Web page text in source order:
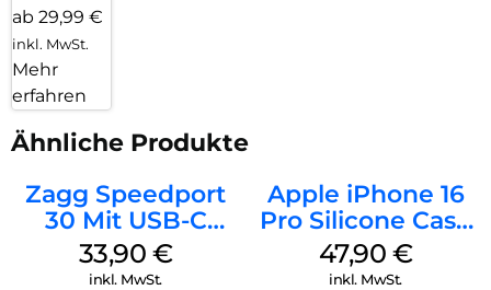
ab 29,99 €
inkl. MwSt.
Mehr
erfahren
Ähnliche Produkte
Zagg Speedport
30 Mit USB-C
Kabel Weiß
33,90 €
inkl. MwSt.
Apple iPhone 16
Pro Silicone Case
MagSafe Denim
47,90 €
inkl. MwSt.